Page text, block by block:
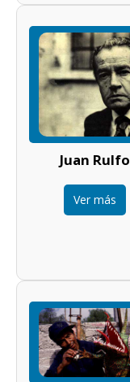
Juan Rulfo
Ver más